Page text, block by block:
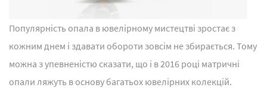
Популярність опала в ювелірному мистецтві зростає з
кожним днем і здавати обороти зовсім не збирається. Тому
можна з упевненістю сказати, що і в 2016 році матричні
опали ляжуть в основу багатьох ювелірних колекцій.